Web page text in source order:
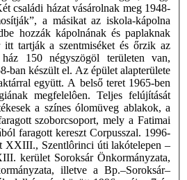
családi házat vásárolnak meg 1948-
a másikat az iskola-kápolna
hozzák kápolnának és paplaknak
tartják a szentmiséket és őrzik az
150 négyszögöl területen van,
ban készült el. Az épület alapterülete
együtt. A belső teret 1965-ben
megfelelôen. Teljes felújítását
a színes ólomüveg ablakok, a
szoborcsoport, mely a Fatimai
faragott kereszt Corpusszal. 1996-
XXIII., Szentlôrinci úti lakótelepen –
kerület Soroksár Önkormányzata,
illetve a Bp.–Soroksár–